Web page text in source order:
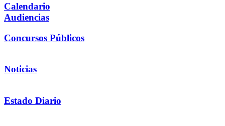
Calendario
Audiencias
Concursos Públicos
Noticias
Estado Diario